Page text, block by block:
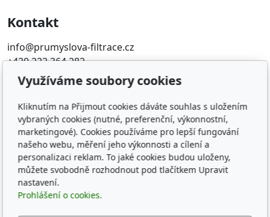
Kontakt
info@prumyslova-filtrace.cz
+420 222 364 282
Oblíbené odkazy
Katalog filtrů MANN
KDFILTER.CZ
FILTR-FILTRY.CZ
FILTER-FILTERS.EU
Vyhledávání filtrů podle rozměru
Sledujte nás
Využíváme soubory cookies
Kliknutím na Přijmout cookies dáváte souhlas s uložením
vybraných cookies (nutné, preferenční, výkonnostní,
marketingové). Cookies používáme pro lepší fungování
našeho webu, měření jeho výkonnosti a cílení a
personalizaci reklam. To jaké cookies budou uloženy,
můžete svobodně rozhodnout pod tlačítkem Upravit
nastavení.
Prohlášení o cookies.